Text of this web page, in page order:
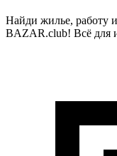
Найди жилье, работу
BAZAR.club! Всё для